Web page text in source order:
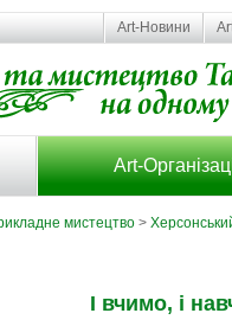
Art-Новини
Art-
мистецтво >
І вчимо, і